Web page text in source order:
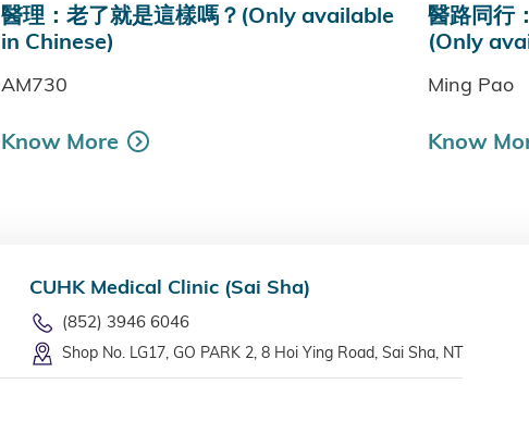
醫理：老了就是這樣嗎？(Only available
in Chinese)
AM730
Know More
醫路同行
(Only
Ming Pao
Know
CUHK Medical Clinic (Sai Sha)
(852) 3946 6046
Shop No. LG17, GO PARK 2, 8 Hoi Ying Road, Sai Sha, NT